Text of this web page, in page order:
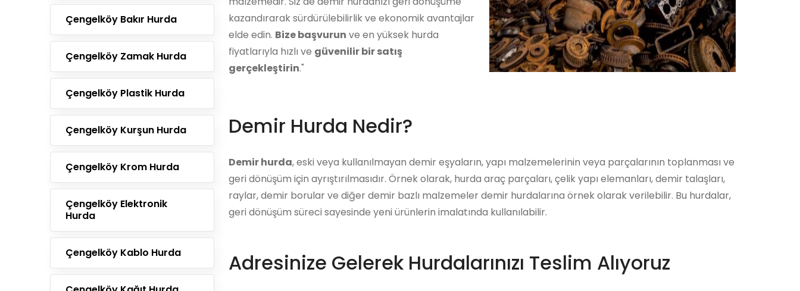
Çengelköy Bakır Hurda
Çengelköy Zamak Hurda
Çengelköy Plastik Hurda
Çengelköy Kurşun Hurda
Çengelköy Krom Hurda
Çengelköy Elektronik
Hurda
Çengelköy Kablo Hurda
kazandırarak sürdürülebilirlik ve ekonomik avantajlar
elde edin. Bize başvurun ve en yüksek hurda
fiyatlarıyla hızlı ve güvenilir bir satış
gerçekleştirin."
Demir Hurda Nedir?
Demir hurda, eski veya kullanılmayan demir eşyaların, yapı malzemelerinin veya parçalarının toplanması ve
geri dönüşüm için ayrıştırılmasıdır. Örnek olarak, hurda araç parçaları, çelik yapı elemanları, demir talaşları,
raylar, demir borular ve diğer demir bazlı malzemeler demir hurdalarına örnek olarak verilebilir. Bu hurdalar,
geri dönüşüm süreci sayesinde yeni ürünlerin imalatında kullanılabilir.
Adresinize Gelerek Hurdalarınızı Teslim Alıyoruz